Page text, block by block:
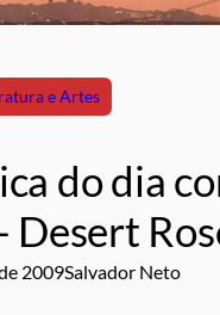
e Artes
do dia
Desert
2009Salvador Neto